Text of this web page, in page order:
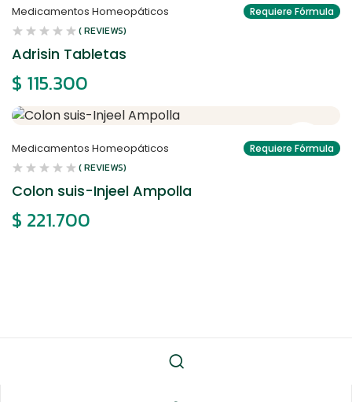
Medicamentos Homeopáticos Requiere Fórmula
( REVIEWS)
Adrisin Tabletas
$ 115.300
Medicamentos Homeopáticos Requiere Fórmula
( REVIEWS)
Colon suis-Injeel Ampolla
$ 221.700